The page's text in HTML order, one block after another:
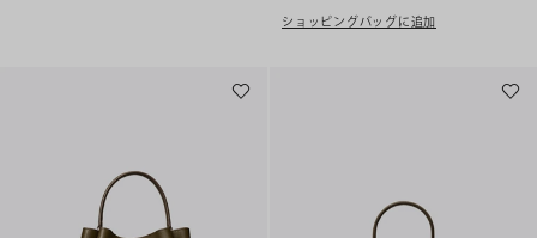
ショッピングバッグに追加